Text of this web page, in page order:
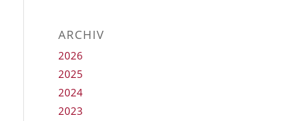
ARCHIV
2026
2025
2024
2023